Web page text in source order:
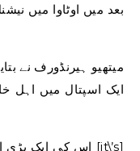
میتھیو ہیرنڈورف نے
ایک اسپتال میں اہل